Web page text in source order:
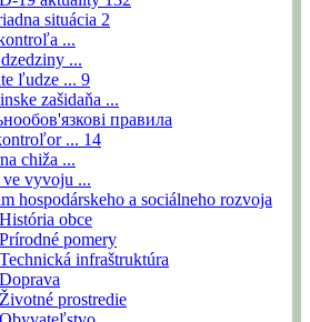
situácia 2
...
...
ľudze ... 9
zašidaňa ...
правила
... 14
chiža ...
vyvoju ...
hospodárskeho a sociálneho rozvoja
História obce
Prírodné pomery
Technická infraštruktúra
Doprava
Životné prostredie